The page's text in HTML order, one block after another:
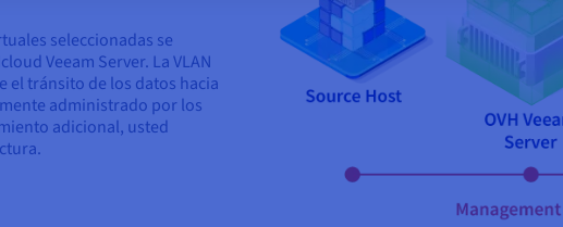
seleccionadas se
Veeam Server. La VLAN
tránsito de los datos hacia
administrado por los
adicional, usted